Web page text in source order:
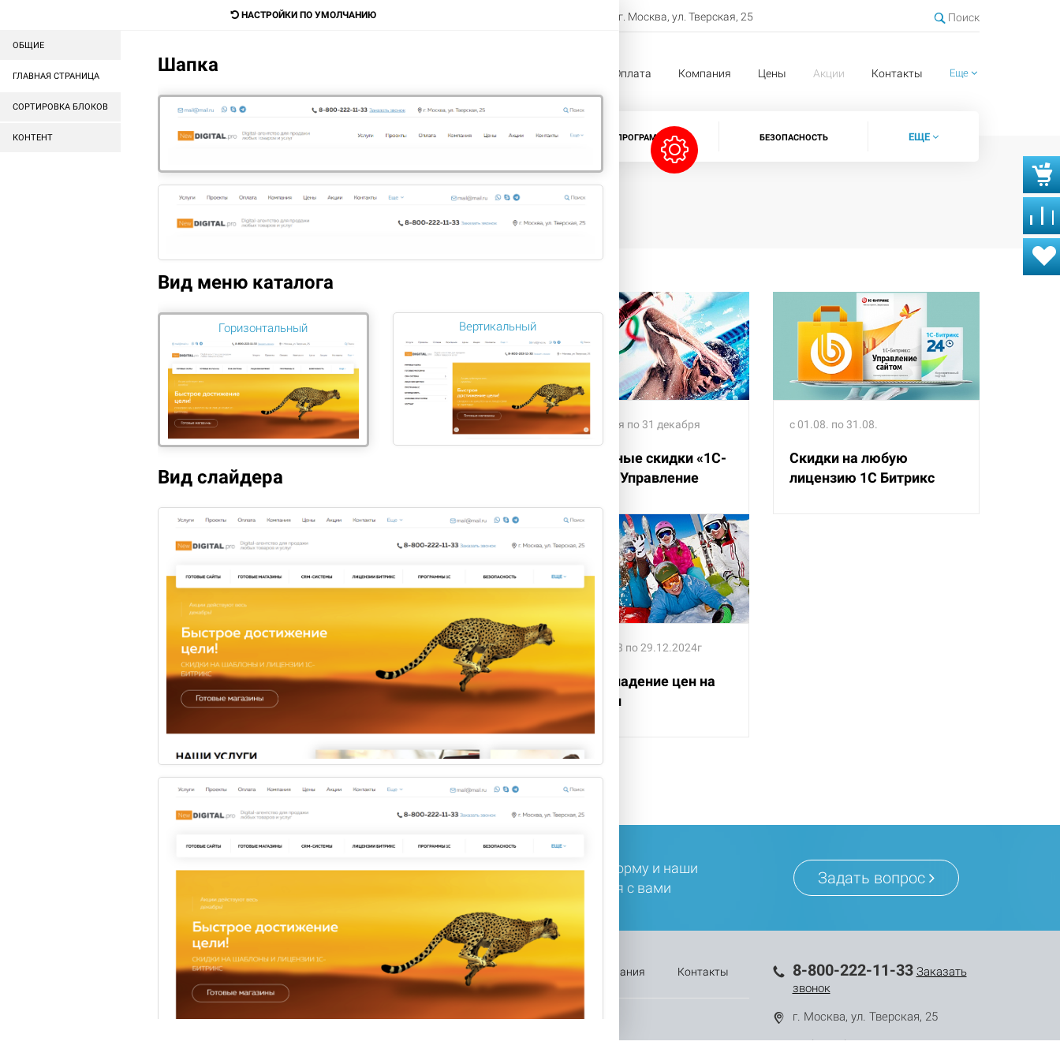
НАСТРОЙКИ ПО УМОЛЧАНИЮ
ОБЩИЕ
ГЛАВНАЯ СТРАНИЦА
СОРТИРОВКА БЛОКОВ
КОНТЕНТ
Шапка
Вид меню каталога
Горизонтальный Вертикальный
Вид слайдера
г. Москва, ул. Тверская, 25 Поиск
Оплата Компания Цены Акции Контакты Еще
ГОТОВЫЕ САЙТЫ ГОТОВЫЕ МАГАЗИНЫ CRM-СИСТЕМЫ ЛИЦЕНЗИИ БИТРИКС ПРОГРАММЫ 1С БЕЗОПАСНОСТЬ ЕЩЕ
НАШИ АКЦИИ
с 01 декабря по 12 декабря с 07.09. по 30.10. с 01 декабря по 31 декабря
Прозрачные скидки «1С-
Битрикс: Управление
с 01.08. по 31.08.
Скидки на любую
лицензию 1С Битрикс
-15%
с 01 августа по 31 августа
Летнее ассорти скидок
на готовые решения
-30%
Скидки на все готовые
решения Битрикс
с 29.11.2023 по 29.12.2024г
Зимнее падение цен на
лицензии
консультация?
Если у вас остались вопросы, заполните форму и наши
специалисты в ближайшее время свяжутся с вами
Задать вопрос
2026 © Digital компания
Все права защищены
Цены Оплата Каталог Акции Компания Контакты 8-800-222-11-33 Заказать
звонок
г. Москва, ул. Тверская, 25
mail@mail.ru